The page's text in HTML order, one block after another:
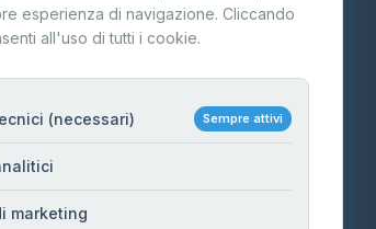
Contatti
Per gestori
legali
Privacy Policy
Cookie Policy
esperienza di navigazione. Cliccando
all'uso di tutti i cookie.
(necessari) Sempre attivi
marketing